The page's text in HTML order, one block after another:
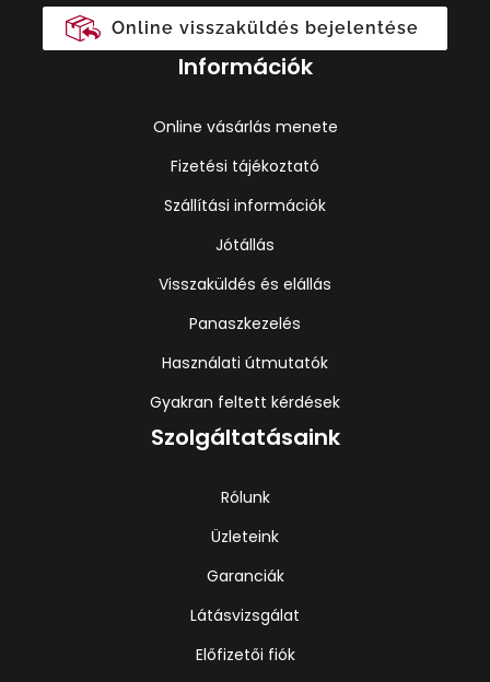
Online visszaküldés bejelentése
Információk
Online vásárlás menete
Fizetési tájékoztató
Szállítási információk
Jótállás
Visszaküldés és elállás
Panaszkezelés
Használati útmutatók
Gyakran feltett kérdések
Szolgáltatásaink
Rólunk
Üzleteink
Garanciák
Látásvizsgálat
Előfizetői fiók